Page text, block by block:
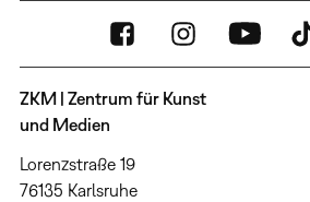
ZKM | Zentrum für Kunst
und Medien
Lorenzstraße 19
76135 Karlsruhe